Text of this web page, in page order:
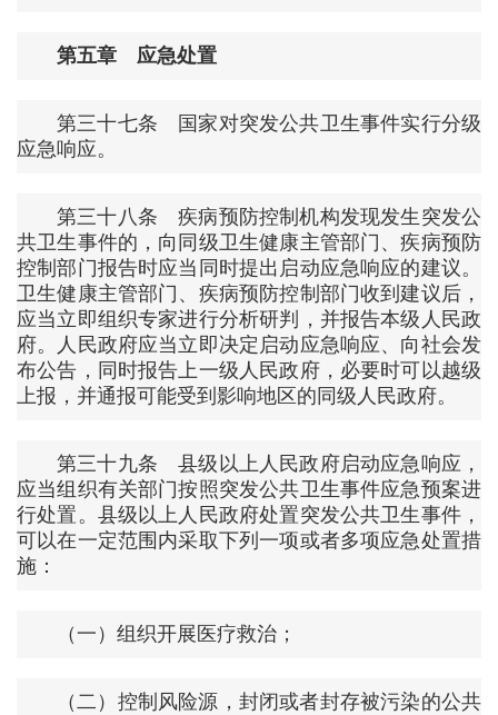
第五章 应急处置
第三十七条 国家对突发公共卫生事件实行分级
应急响应。
第三十八条 疾病预防控制机构发现发生突发公
共卫生事件的，向同级卫生健康主管部门、疾病预防
控制部门报告时应当同时提出启动应急响应的建议。
卫生健康主管部门、疾病预防控制部门收到建议后，
应当立即组织专家进行分析研判，并报告本级人民政
府。人民政府应当立即决定启动应急响应、向社会发
布公告，同时报告上一级人民政府，必要时可以越级
上报，并通报可能受到影响地区的同级人民政府。
第三十九条 县级以上人民政府启动应急响应，
应当组织有关部门按照突发公共卫生事件应急预案进
行处置。县级以上人民政府处置突发公共卫生事件，
可以在一定范围内采取下列一项或者多项应急处置措
施：
（一）组织开展医疗救治；
（二）控制风险源，封闭或者封存被污染的公共